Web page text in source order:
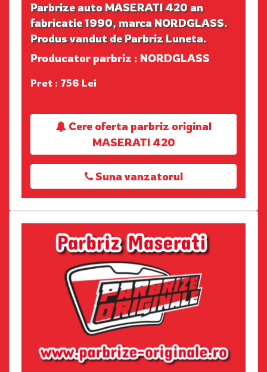
Parbrize auto MASERATI 420 an
fabricatie 1990, marca NORDGLASS.
Produs vandut de Parbriz Luneta.
Producator parbriz : NORDGLASS
Pret : 756 Lei
Cere oferta parbriz original
MASERATI 420
Suna vanzatorul